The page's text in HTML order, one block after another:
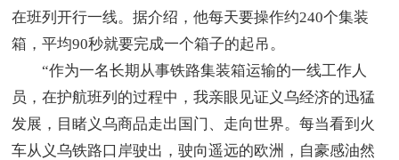
在班列开行一线。据介绍，他每天要操作约240个集装
箱，平均90秒就要完成一个箱子的起吊。
“作为一名长期从事铁路集装箱运输的一线工作人
员，在护航班列的过程中，我亲眼见证义乌经济的迅猛
发展，目睹义乌商品走出国门、走向世界。每当看到火
车从义乌铁路口岸驶出，驶向遥远的欧洲，自豪感油然